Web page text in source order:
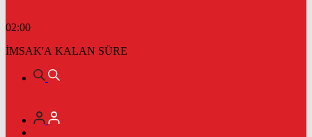
02:00
İMSAK'A KALAN SÜRE